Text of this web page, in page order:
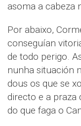
asoma a cabeza
Por abaixo,
conseguían
de todo perigo.
nunha situación
dous os que se
directo e a praza
do que faga o